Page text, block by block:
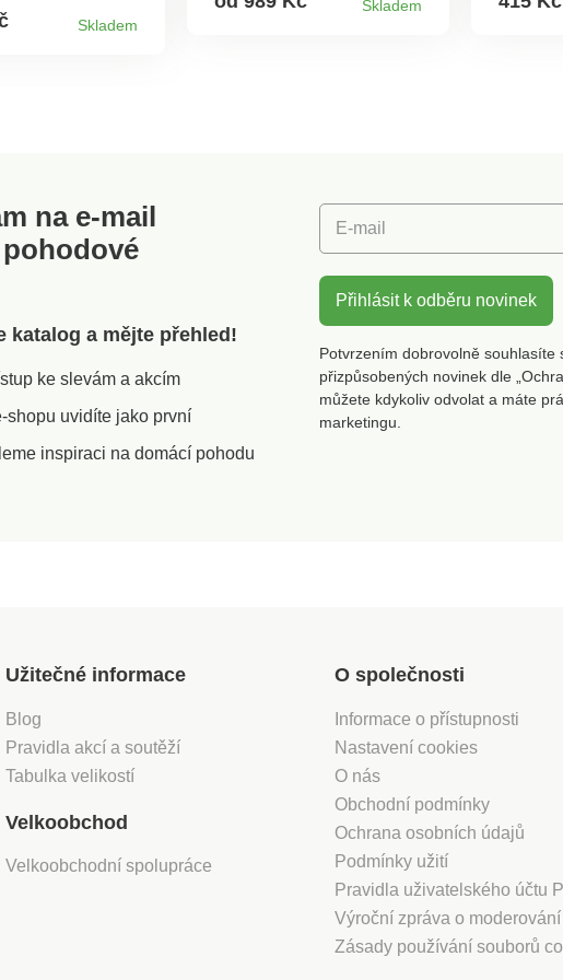
Vyrobená ve
na 40 °C.Skladem
420 g/m2. Vyrobená veSkladem
na e-mail
katalog a mějte přehled!
ke slevám a akcím
shopu uvidíte jako první
inspiraci na domácí pohodu
E-mail
Přihlásit k odběru novinek
Potvrzením dobrovolně
přizpůsobených novinek dle
můžete kdykoliv odvolat a máte
marketingu.
Užitečné informace
Blog
Pravidla akcí a soutěží
Tabulka velikostí
Velkoobchod
Velkoobchodní spolupráce
O společnosti
Informace o přístupnosti
Nastavení cookies
O nás
Obchodní podmínky
Ochrana osobních údajů
Podmínky užití
Pravidla uživatelského účtu
Výroční zpráva o
Zásady používání souborů